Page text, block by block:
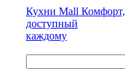
Кухни Mall Комфорт,
доступный
каждому